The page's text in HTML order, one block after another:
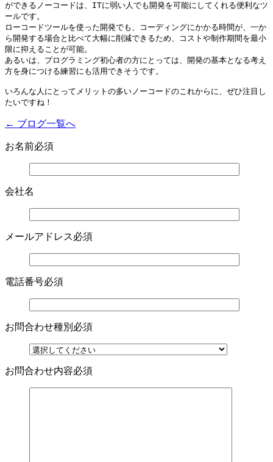
ができるノーコードは、ITに弱い人でも開発を可能にしてくれる便利なツ
ールです。
ローコードツールを使った開発でも、コーディングにかかる時間が、一か
ら開発する場合と比べて大幅に削減できるため、コストや制作期間を最小
限に抑えることが可能。
あるいは、プログラミング初心者の方にとっては、開発の基本となる考え
方を身につける練習にも活用できそうです。
いろんな人にとってメリットの多いノーコードのこれからに、ぜひ注目し
たいですね！
← ブログ一覧へ
お名前必須
会社名
メールアドレス必須
電話番号必須
お問合わせ種別 必須
お問合わせ内容必須